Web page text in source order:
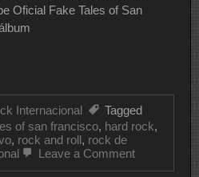
Oficial Fake Tales of San
Internacional
Tagged
of san francisco, hard rock,
, rock and roll, rock de
Leave a Commenton